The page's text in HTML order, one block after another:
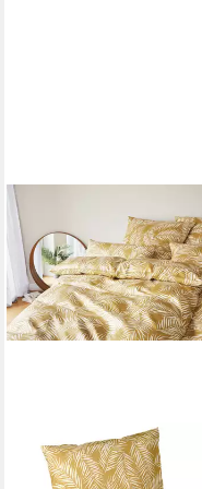
ELEGANTE
Bettwäsche Maison Leaves,